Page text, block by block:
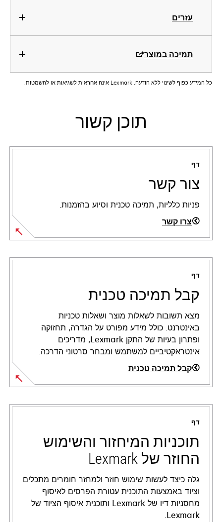
עזרים
תמיכה במוצר
כל המידע כפוף לשינוי ללא הודעה. Lexmark אינה אחראית לשגיאות או להשמטות.
תוכן קשור
דף
צור קשר
פניות כלליות, תמיכה טכנית וסיוע בהזמנות.
צרו קשר
דף
קבל תמיכה טכנית
מצא תשובות לשאלות מוצר ושאלות טכניות
באינטרנט. כולל מידע מפורט על הגדרה, תחזוקה
ופתרון בעיות של התקן Lexmark, מדריכים
אינטראקטיביים למשתמש ומבחר סרטוני הדרכה.
קבל תמיכה טכנית
opens
in
new
tab
דף
תוכניות המיחזור והשימוש
החוזר של Lexmark
גלה כיצד לעשות שימוש חוזר ולמחזר חומרים מתכלים
וציוד באמצעות התוכנית עטורת הפרסים לאיסוף
מחסניות דיו של Lexmark ותוכנית איסוף הציוד של
Lexmark.